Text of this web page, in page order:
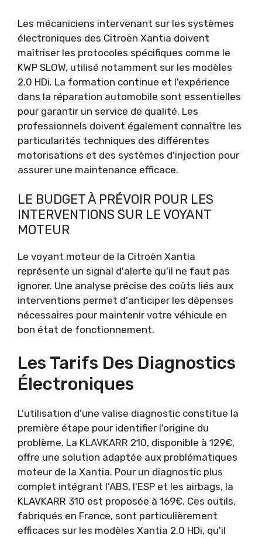
Les mécaniciens intervenant sur les systèmes
électroniques des Citroën Xantia doivent
maîtriser les protocoles spécifiques comme le
KWP SLOW, utilisé notamment sur les modèles
2.0 HDi. La formation continue et l'expérience
dans la réparation automobile sont essentielles
pour garantir un service de qualité. Les
professionnels doivent également connaître les
particularités techniques des différentes
motorisations et des systèmes d'injection pour
assurer une maintenance efficace.
LE BUDGET À PRÉVOIR POUR LES
INTERVENTIONS SUR LE VOYANT
MOTEUR
Le voyant moteur de la Citroën Xantia
représente un signal d'alerte qu'il ne faut pas
ignorer. Une analyse précise des coûts liés aux
interventions permet d'anticiper les dépenses
nécessaires pour maintenir votre véhicule en
bon état de fonctionnement.
Les Tarifs Des Diagnostics
Électroniques
L'utilisation d'une valise diagnostic constitue la
première étape pour identifier l'origine du
problème. La KLAVKARR 210, disponible à 129€,
offre une solution adaptée aux problématiques
moteur de la Xantia. Pour un diagnostic plus
complet intégrant l'ABS, l'ESP et les airbags, la
KLAVKARR 310 est proposée à 169€. Ces outils,
fabriqués en France, sont particulièrement
efficaces sur les modèles Xantia 2.0 HDi, qu'il